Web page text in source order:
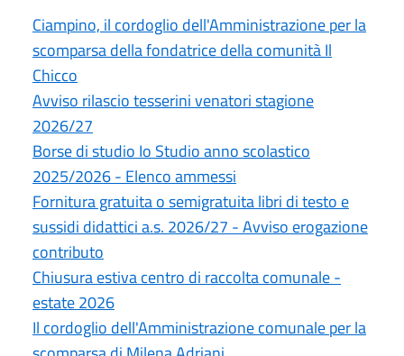
Ciampino, il cordoglio dell'Amministrazione per la
scomparsa della fondatrice della comunità Il
Chicco
Avviso rilascio tesserini venatori stagione
2026/27
Borse di studio Io Studio anno scolastico
2025/2026 - Elenco ammessi
Fornitura gratuita o semigratuita libri di testo e
sussidi didattici a.s. 2026/27 - Avviso erogazione
contributo
Chiusura estiva centro di raccolta comunale -
estate 2026
Il cordoglio dell'Amministrazione comunale per la